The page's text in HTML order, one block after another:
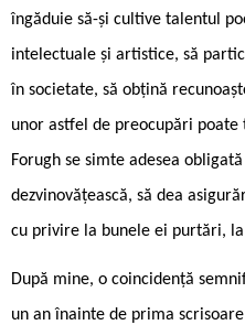
îngăduie să-și cultive talentul
intelectuale și artistice, să
în societate, să obțină
unor astfel de preocupări
Forugh se simte adesea
dezvinovățească, să dea
cu privire la bunele ei purtări,
După mine, o coincidenţă
un an înainte de prima